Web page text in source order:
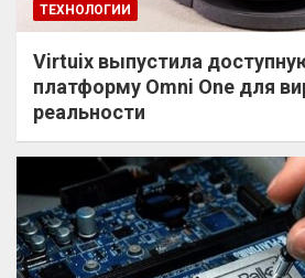
ТЕХНОЛОГИИ
Virtuix выпустила
платформу Omni One для
реальности